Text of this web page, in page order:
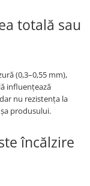
totală sau
(0,3–0,55 mm),
influențează
nu rezistența la
produsului.
încălzire